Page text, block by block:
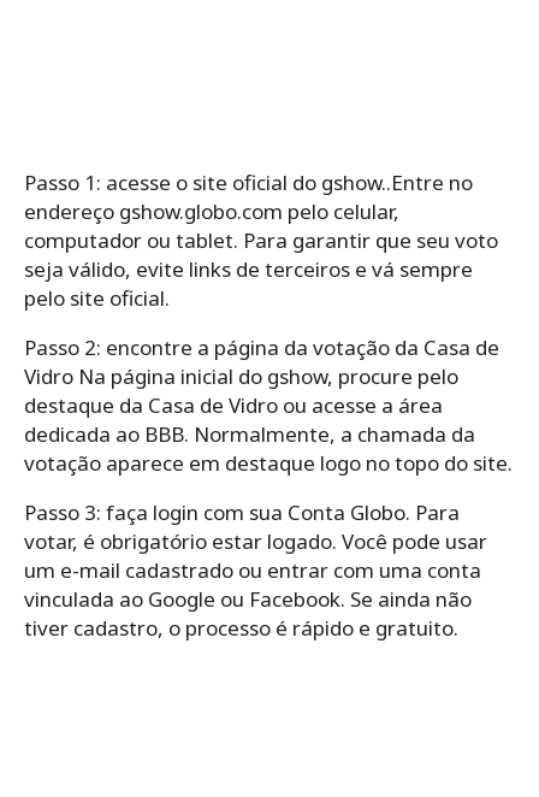
Passo 1: acesse o site oficial do gshow..Entre no
endereço gshow.globo.com pelo celular,
computador ou tablet. Para garantir que seu voto
seja válido, evite links de terceiros e vá sempre
pelo site oficial.
Passo 2: encontre a página da votação da Casa de
Vidro Na página inicial do gshow, procure pelo
destaque da Casa de Vidro ou acesse a área
dedicada ao BBB. Normalmente, a chamada da
votação aparece em destaque logo no topo do site.
Passo 3: faça login com sua Conta Globo. Para
votar, é obrigatório estar logado. Você pode usar
um e-mail cadastrado ou entrar com uma conta
vinculada ao Google ou Facebook. Se ainda não
tiver cadastro, o processo é rápido e gratuito.